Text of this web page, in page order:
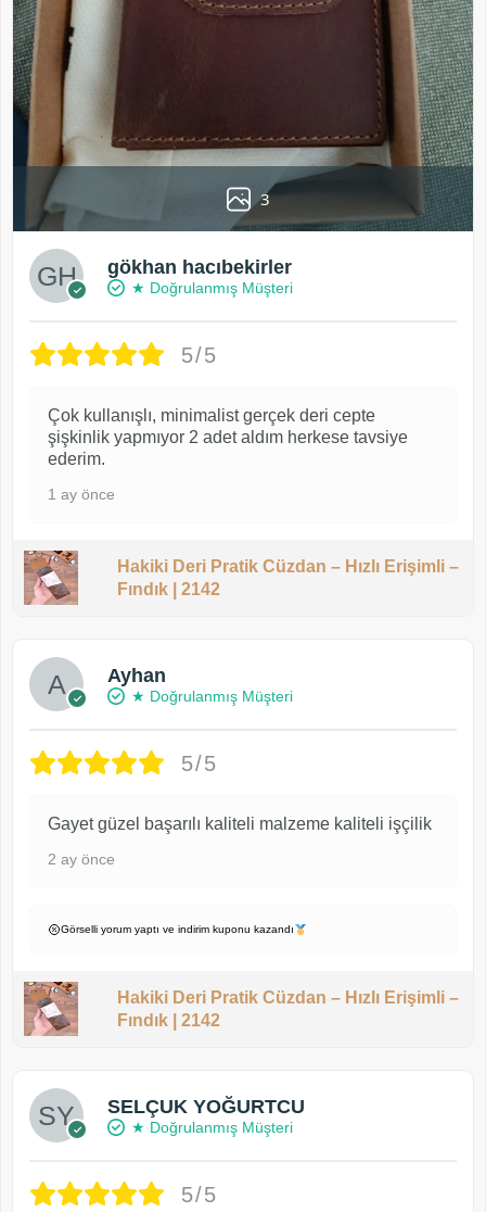
3
gökhan hacıbekirler
★ Doğrulanmış Müşteri
5/5
Çok kullanışlı, minimalist gerçek deri cepte
şişkinlik yapmıyor 2 adet aldım herkese tavsiye
ederim.
1 ay önce
Hakiki Deri Pratik Cüzdan – Hızlı Erişimli –
Fındık | 2142
Ayhan
★ Doğrulanmış Müşteri
5/5
Gayet güzel başarılı kaliteli malzeme kaliteli işçilik
2 ay önce
Görselli yorum yaptı ve indirim kuponu kazandı
Hakiki Deri Pratik Cüzdan – Hızlı Erişimli –
Fındık | 2142
SELÇUK YOĞURTCU
★ Doğrulanmış Müşteri
5/5